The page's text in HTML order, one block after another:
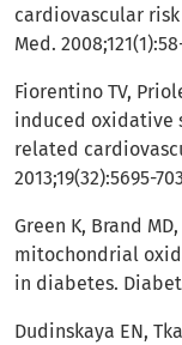
cardiovascular
Med.
Fiorentino TV,
induced oxidative
related
2013;19(32):5695-
Green K, Brand
mitochondrial
in diabetes.
Dudinskaya EN,